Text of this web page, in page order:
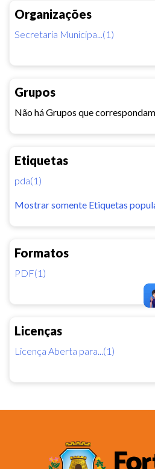
Organizações
Secretaria Municipa...(1)
Grupos
Não há Grupos que
Etiquetas
pda(1)
Mostrar somente Etiquetas
Formatos
PDF(1)
Licenças
Licença Aberta para...(1)